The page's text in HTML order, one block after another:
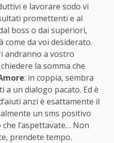
e lavorare sodo vi
promettenti e al
boss o dai superiori,
da voi desiderato.
andranno a vostro
la somma che
: in coppia, sembra
a un dialogo pacato. Ed è
anzi è esattamente il
un sms positivo
che l’aspettavate… Non
prendete tempo.